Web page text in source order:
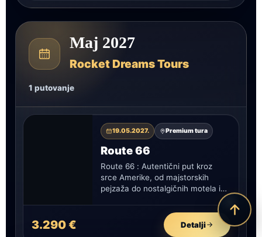
Maj 2027
Rocket Dreams Tours
1 putovanje
19.05.2027. Premium tura
Route 66
Route 66 : Autentični put kroz
srce Amerike, od majstorskih
pejzaža do nostalgičnih motela i
dinera iz zlatnog doba putovanja.
3.290 € Detalji